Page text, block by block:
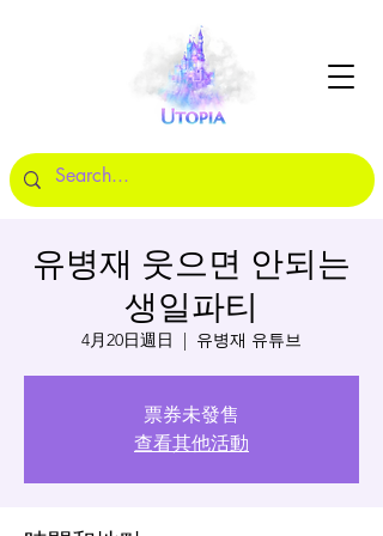
유병재 웃으면 안되는
생일파티
4月20日週日
  |
유병재 유튜브
票券未發售
查看其他活動